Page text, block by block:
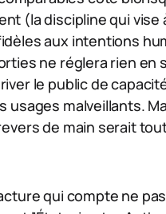
(la discipline qui vise
aux intentions
ne réglera rien en
le public de
usages malveillants.
de main serait
qui compte ne